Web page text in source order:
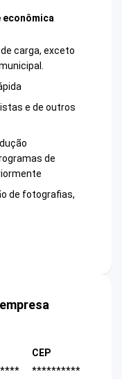
carga, exceto
e de outros
de
de fotografias,
CEP
**********